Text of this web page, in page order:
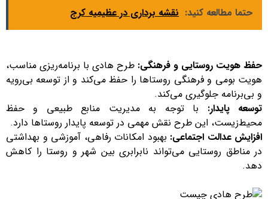
حتما مطالعه کنید: نقشه برداری در عظیمیه کرج
حفظ هویت روستایی و فرهنگی: طرح هادی با برنامه‌ریزی مناسب،
هویت بومی و فرهنگی روستاها را حفظ می‌کند و از توسعه بی‌رویه
و بی‌برنامه جلوگیری می‌کند.
توسعه پایدار: با توجه به مدیریت منابع طبیعی و حفظ
محیط‌زیست، این طرح نقش مهمی در توسعه پایدار روستاها دارد.
افزایش عدالت اجتماعی: بهبود امکانات رفاهی، آموزشی و بهداشتی
در مناطق روستایی می‌تواند نابرابری بین شهر و روستا را کاهش
دهد.